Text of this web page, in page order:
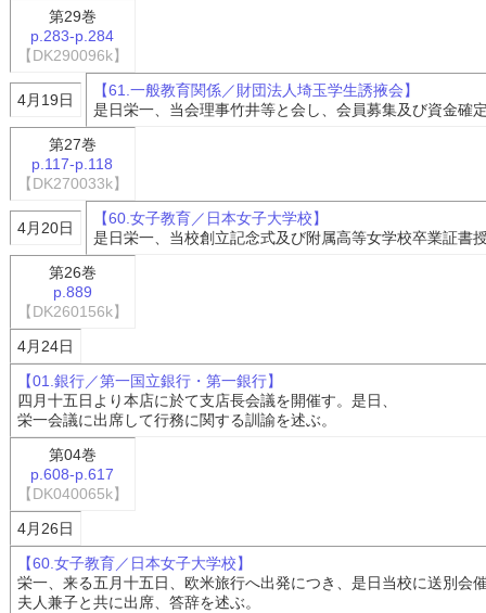
第29巻
p.283-p.284
【DK290096k】
4月19日
【61.一般教育関係／財団法人埼玉学生誘掖会】
是日栄一、当会理事竹井等と会し、会員募集及び資金確
第27巻
p.117-p.118
【DK270033k】
4月20日
【60.女子教育／日本女子大学校】
是日栄一、当校創立記念式及び附属高等女学校卒業証書
第26巻
p.889
【DK260156k】
4月24日
【01.銀行／第一国立銀行・第一銀行】
四月十五日より本店に於て支店長会議を開催す。是日、
栄一会議に出席して行務に関する訓諭を述ぶ。
第04巻
p.608-p.617
【DK040065k】
4月26日
【60.女子教育／日本女子大学校】
栄一、来る五月十五日、欧米旅行へ出発につき、是日当校に送別会
夫人兼子と共に出席、答辞を述ぶ。